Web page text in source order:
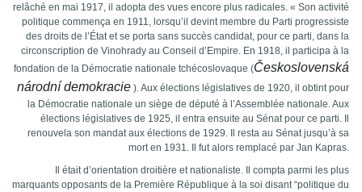
relâché en mai 1917, il adopta des vues encore plus radicales. « Son activité
politique commença en 1911, lorsqu’il devint membre du Parti progressiste
des droits de l’État et se porta sans succès candidat, pour ce parti, dans la
circonscription de Vinohrady au Conseil d’Empire. En 1918, il participa à la
fondation de la Démocratie nationale tchécoslovaque (Československá
národní demokracie ). Aux élections législatives de 1920, il obtint pour
la Démocratie nationale un siège de député à l’Assemblée nationale. Aux
élections législatives de 1925, il entra ensuite au Sénat pour ce parti. Il
renouvela son mandat aux élections de 1929. Il resta au Sénat jusqu’à sa
mort en 1931. Il fut alors remplacé par Jan Kapras.
Il était d’orientation droitière et nationaliste. Il compta parmi les plus
marquants opposants de la Première République à la soi disant “politique du